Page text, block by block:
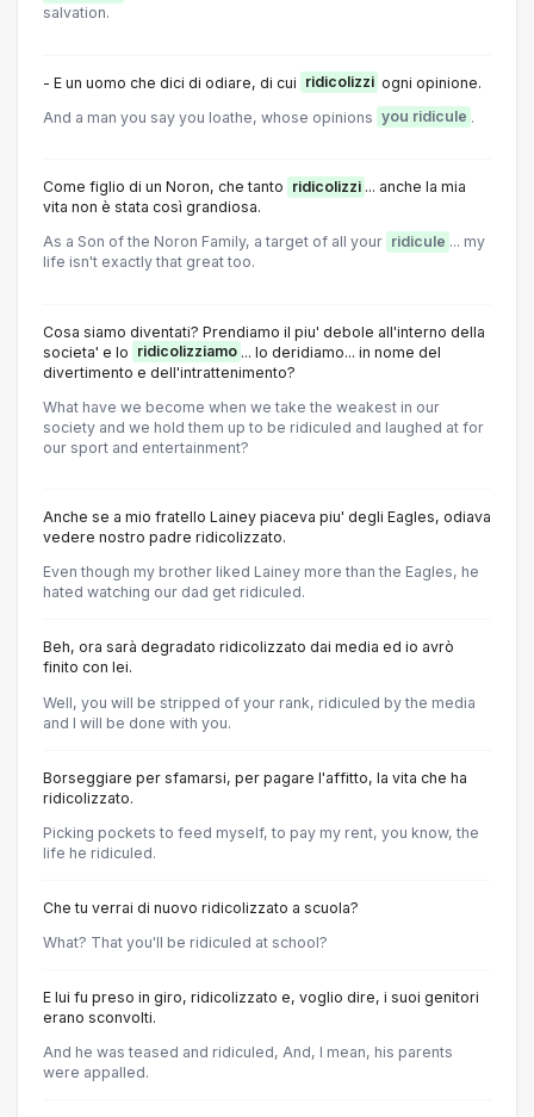
salvation.
- E un uomo che dici di odiare, di cui ridicolizzi ogni opinione.
And a man you say you loathe, whose opinions you ridicule .
Come figlio di un Noron, che tanto ridicolizzi ... anche la mia
vita non è stata così grandiosa.
As a Son of the Noron Family, a target of all your ridicule ... my
life isn't exactly that great too.
Cosa siamo diventati? Prendiamo il piu' debole all'interno della
societa' e lo ridicolizziamo ... lo deridiamo... in nome del
divertimento e dell'intrattenimento?
What have we become when we take the weakest in our
society and we hold them up to be ridiculed and laughed at for
our sport and entertainment?
Anche se a mio fratello Lainey piaceva piu' degli Eagles, odiava
vedere nostro padre ridicolizzato.
Even though my brother liked Lainey more than the Eagles, he
hated watching our dad get ridiculed.
Beh, ora sarà degradato ridicolizzato dai media ed io avrò
finito con lei.
Well, you will be stripped of your rank, ridiculed by the media
and l will be done with you.
Borseggiare per sfamarsi, per pagare l'affitto, la vita che ha
ridicolizzato.
Picking pockets to feed myself, to pay my rent, you know, the
life he ridiculed.
Che tu verrai di nuovo ridicolizzato a scuola?
What? That you'll be ridiculed at school?
E lui fu preso in giro, ridicolizzato e, voglio dire, i suoi genitori
erano sconvolti.
And he was teased and ridiculed, And, I mean, his parents
were appalled.